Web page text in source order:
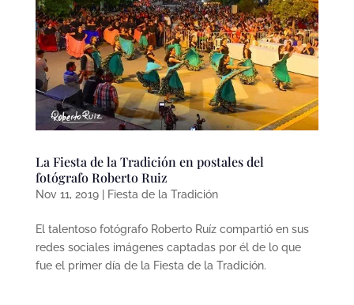
La Fiesta de la Tradición en postales del
fotógrafo Roberto Ruiz
Nov 11, 2019| Fiesta de la Tradición
El talentoso fotógrafo Roberto Ruíz compartió en sus
redes sociales imágenes captadas por él de lo que
fue el primer día de la Fiesta de la Tradición.